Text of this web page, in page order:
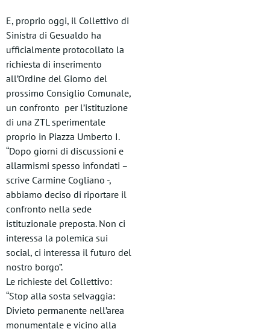
E, proprio oggi, il Collettivo di
Sinistra di Gesualdo ha
ufficialmente protocollato la
richiesta di inserimento
all’Ordine del Giorno del
prossimo Consiglio Comunale,
un confronto per l’istituzione
di una ZTL sperimentale
proprio in Piazza Umberto I.
“Dopo giorni di discussioni e
allarmismi spesso infondati –
scrive Carmine Cogliano -,
abbiamo deciso di riportare il
confronto nella sede
istituzionale preposta. Non ci
interessa la polemica sui
social, ci interessa il futuro del
nostro borgo”.
Le richieste del Collettivo:
“Stop alla sosta selvaggia:
Divieto permanente nell’area
monumentale e vicino alla